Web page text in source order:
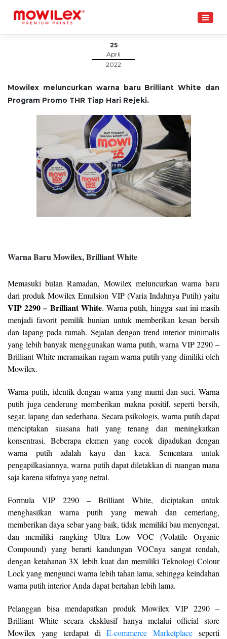
content
25
April
2022
Mowilex meluncurkan warna baru Brilliant White dan
Program Promo THR Tiap Hari Rejeki.
Warna Baru Mowilex, Brilliant White
Memasuki bulan Ramadan, Mowilex meluncurkan warna baru
dari produk Mowilex Emulsion VIP (Varia Indahnya Putih) yaitu
VIP 2290 – Brilliant White. Warna putih, hingga saat ini masih
menjadi favorit pemilik hunian untuk memberikan kesan bersih
dan lapang pada rumah. Sejalan dengan trend interior minimalis
yang lebih banyak menggunakan warna putih, warna VIP 2290 –
Brilliant White meramaikan ragam warna putih yang dimiliki oleh
Mowilex.
Warna putih, identik dengan warna yang murni dan suci. Warna
putih juga cenderung memberikan makna positif, seperti bersih,
segar, lapang dan sederhana. Secara psikologis, warna putih dapat
menciptakan suasana hati yang tenang dan meningkatkan
konsentrasi. Beberapa elemen yang cocok dipadukan dengan
warna putih adalah kayu dan kaca. Sementara untuk
pengapilkasiannya, warna putih dapat diletakkan di ruangan mana
saja karena sifatnya yang netral.
Formula VIP 2290 – Brilliant White, diciptakan untuk
menghasilkan warna putih yang mewah dan cemerlang,
memberikan daya sebar yang baik, tidak memiliki bau menyengat,
dan memiliki rangking Ultra Low VOC (Volatile Organic
Compound) yang berarti kandungan VOCnya sangat rendah,
dengan ketahanan 3X lebih kuat dan memiliki Teknologi Colour
Lock yang mengunci warna lebih tahan lama, sehingga keindahan
warna putih interior Anda dapat bertahan lebih lama.
Pelanggan bisa mendapatkan produk Mowilex VIP 2290 –
Brilliant White secara eksklusif hanya melalui official store
Mowilex yang terdapat diE-commerce Marketplace seperti